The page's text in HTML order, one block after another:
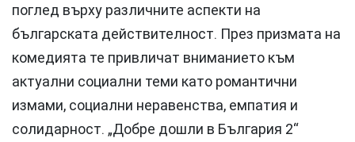
поглед върху различните аспекти на
българската действителност. През призмата на
комедията те привличат вниманието към
актуални социални теми като романтични
измами, социални неравенства, емпатия и
солидарност. „Добре дошли в България 2“